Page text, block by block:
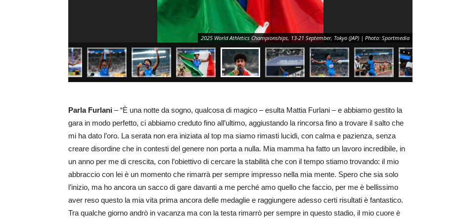
2025 World Athletics Championships, 13-21 September, Tokyo (JAP) | Photo: Sportmedia
Parla Furlani – “È una notte da sogno, qualcosa di magico – esulta Mattia Furlani – e abbiamo gestito la
gara in modo perfetto, ci abbiamo creduto fino all’ultimo, aggiustando la rincorsa fino a trovare il salto che
mi ha dato l’oro. La serata non era iniziata al top ma siamo rimasti lucidi, con calma e pazienza, senza
creare disordine che in contesti del genere non porta a nulla. Mia mamma ha fatto un lavoro incredibile, in
un anno per me di crescita, con l’obiettivo di cercare la stabilità che con il tempo stiamo trovando: il mio
abbraccio con lei è un momento che rimarrà per sempre impresso nella mia mente. Spero che sia solo
l’inizio, ma ho ancora un sacco di gare davanti a me perché amo quello che faccio, per me è bellissimo
aver reso questo la mia vita prima ancora delle medaglie e raggiungere adesso certi risultati è fantastico.
Tra qualche giorno andrò in vacanza ma con la testa rimarrò per sempre in questo stadio, il mio cuore è